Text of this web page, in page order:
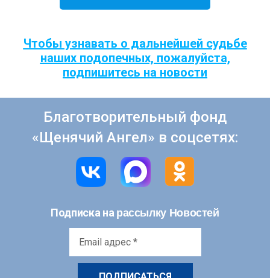
Чтобы узнавать о дальнейшей судьбе
наших подопечных, пожалуйста,
подпишитесь на новости
Благотворительный фонд
«Щенячий Ангел» в соцсетях:
Подписка нарассылку Новостей